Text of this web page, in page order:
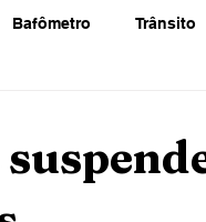
Bafômetro Trânsito